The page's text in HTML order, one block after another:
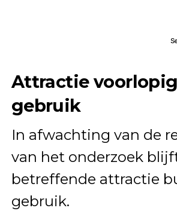
Attractie
gebruik
In afwachting van de
van het onderzoek
betreffende attractie
gebruik.